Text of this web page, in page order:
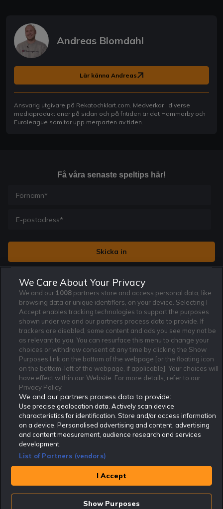
Andreas Blomdahl
Lär känna Andreas
Ansvarig utgivare på Rekatochklart.com. Medverkar i diverse
mediaproduktioner på sidan och på fritiden är det Hammarby och
Euroleague som tar upp merparten av tiden.
Få våra senaste speltips här!
Jag vill få nyhetsbrev från Rekatochklart och jag är 18+. Regler
och villkor gäller. *
Rekatochklart.com är Sveriges ledande betting-community. 2017 nominerades
Rekatochklart som en av världens bästa spelinformations-sajter på spelbranschens egen
Oscarsgala EGR Awards.
Rekatochklart är oberoende och ej knutet till något specifikt spelbolag. Här hittar du
speltips, unika insättningsbonusar och erbjudanden från de största och mest seriösa
spelbolagen. En spelbok, spelskola, information om skador och avstängningar samt vårt
populära klotterplank.
Har du några frågor är du välkommen att
kontakta oss
Affiliate Modell
Om Rekatochklart
Kontakta oss
Redaktionen
Ansvarsfullt Spelande
F.A.Q
Nyhetsarkiv
Redaktionell policy
Cookie Policy
Användarvilkor
Integritetspolicy
Rekatochklart shop
We Care About Your Privacy
We and our 1008 partners store and access personal data, like
browsing data or unique identifiers, on your device. Selecting I
Accept enables tracking technologies to support the purposes
shown under we and our partners process data to provide. If
trackers are disabled, some content and ads you see may not be
as relevant to you. You can resurface this menu to change your
choices or withdraw consent at any time by clicking the Show
Purposes link on the bottom of the webpage [or the floating icon
on the bottom-left of the webpage, if applicable]. Your choices will
have effect within our Website. For more details, refer to our
Privacy Policy.
We and our partners process data to provide:
Use precise geolocation data. Actively scan device
characteristics for identification. Store and/or access information
on a device. Personalised advertising and content, advertising
and content measurement, audience research and services
development.
List of Partners (vendors)
I Accept
Show Purposes